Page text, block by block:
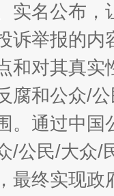
实名公布
诉举报的
和对其真实
腐和公众/
。通过中
/公民/大众/
最终实现